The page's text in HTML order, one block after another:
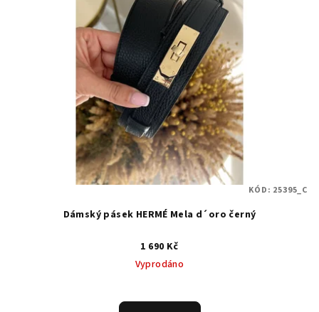
Dámský pásek HERMÉ Mela d´oro černý
1 690 Kč
Vyprodáno
KÓD: 25395_C